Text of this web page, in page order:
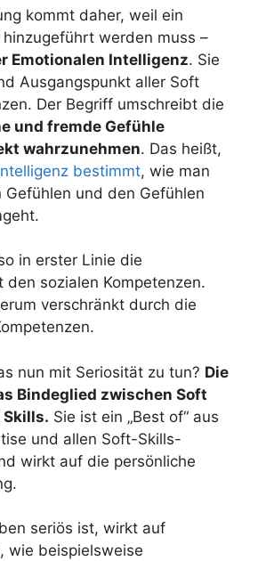
kommt daher, weil ein
werden muss –
Emotionalen Intelligenz. Sie
Ausgangspunkt aller Soft
Der Begriff umschreibt die
und fremde Gefühle
wahrzunehmen. Das heißt,
bestimmt, wie man
Gefühlen und den Gefühlen
in erster Linie die
den sozialen Kompetenzen.
verschränkt durch die
nun mit Seriosität zu tun? Die
Bindeglied zwischen Soft
Skills. Sie ist ein „Best of“ aus
und allen Soft-Skills-
wirkt auf die persönliche
seriös ist, wirkt auf
wie beispielsweise